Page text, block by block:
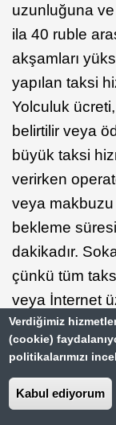
uzunluğuna
ila 40 ruble
akşamları
yapılan taksi
Yolculuk
belirtilir veya
büyük taksi
verirken
veya
bekleme
dakikadır.
çünkü tüm
veya İnternet
çalışıyor. Ek
taksi
trafik olduğu
Verdiğimiz
(cookie)
politikalarımızı
Kabul ediyorum